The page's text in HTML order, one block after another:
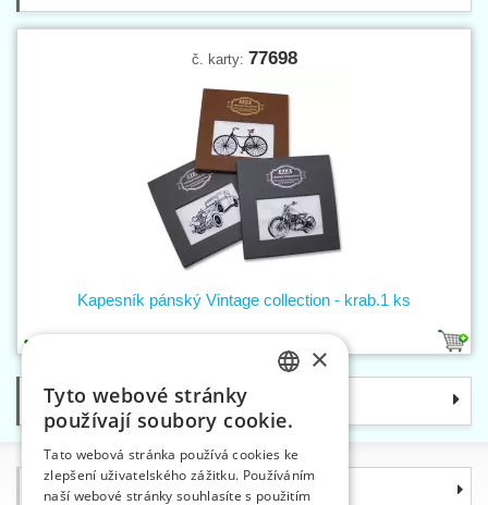
č. karty: 77698
Kapesník pánský Vintage collection - krab.1 ks
Kategorie
Informace
ENGLISH
×
Tyto webové stránky
používají soubory cookie.
Tato webová stránka používá cookies ke
zlepšení uživatelského zážitku. Používáním
naší webové stránky souhlasíte s použitím